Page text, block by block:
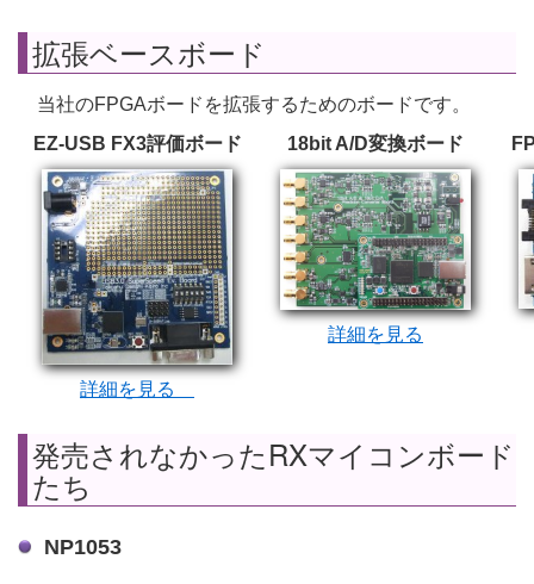
拡張ベースボード
当社のFPGAボードを拡張するためのボードです。
EZ-USB FX3評価ボード
詳細を見る
18bit A/D変換ボード
詳細を見る
発売されなかったRXマイコンボード
たち
NP1053